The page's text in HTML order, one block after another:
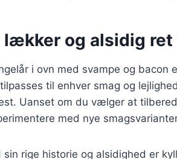
lækker og alsidig
i ovn med svampe og bacon
til enhver smag og
Uanset om du vælger at
med nye
sin rige historie og alsidighed er